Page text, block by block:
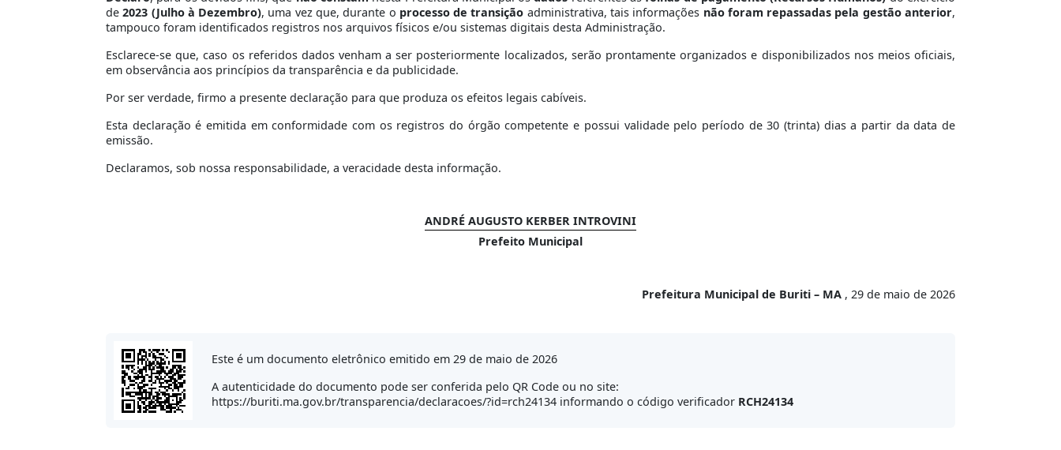
de2023 (Julho à Dezembro), uma vez que, durante o processo de transição administrativa, tais informações não foram repassadas pela gestão anterior,
tampouco foram identificados registros nos arquivos físicos e/ou sistemas digitais desta Administração.
Esclarece-se que, caso os referidos dados venham a ser posteriormente localizados, serão prontamente organizados e disponibilizados nos meios oficiais,
em observância aos princípios da transparência e da publicidade.
Por ser verdade, firmo a presente declaração para que produza os efeitos legais cabíveis.
Esta declaração é emitida em conformidade com os registros do órgão competente e possui validade pelo período de 30 (trinta) dias a partir da data de
emissão.
Declaramos, sob nossa responsabilidade, a veracidade desta informação.
ANDRÉ AUGUSTO KERBER INTROVINI
Prefeito Municipal
Prefeitura Municipal de Buriti – MA , 29 de maio de 2026
Este é um documento eletrônico emitido em 29 de maio de 2026
A autenticidade do documento pode ser conferida pelo QR Code ou no site:
https://buriti.ma.gov.br/transparencia/declaracoes/?id=rch24134 informando o código verificador RCH24134